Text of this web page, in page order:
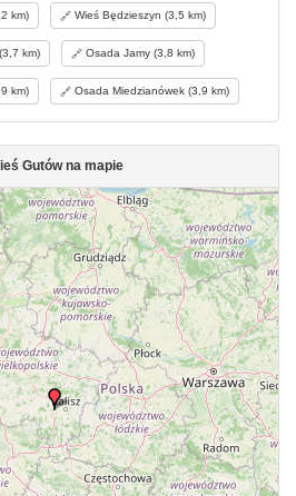
km) Wieś Będzieszyn (3,5 km)
km) Osada Jamy (3,8 km)
km) Osada Miedzianówek (3,9 km)
Gutów na mapie